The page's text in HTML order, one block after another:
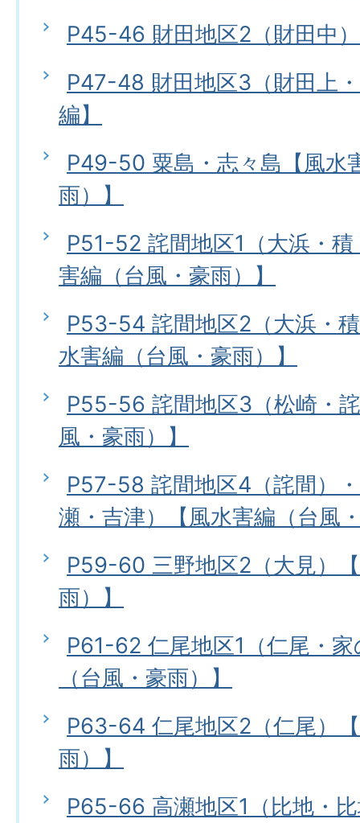
P45-46 財田地区2（財田中
P47-48 財田地区3（財田上
編】
P49-50 粟島・志々島【風水
雨）】
P51-52 詫間地区1（大浜・
害編（台風・豪雨）】
P53-54 詫間地区2（大浜・
水害編（台風・豪雨）】
P55-56 詫間地区3（松崎・
風・豪雨）】
P57-58 詫間地区4（詫間）
瀬・吉津）【風水害編（台風
P59-60 三野地区2（大見）
雨）】
P61-62 仁尾地区1（仁尾・
（台風・豪雨）】
P63-64 仁尾地区2（仁尾）
雨）】
P65-66 高瀬地区1（比地・